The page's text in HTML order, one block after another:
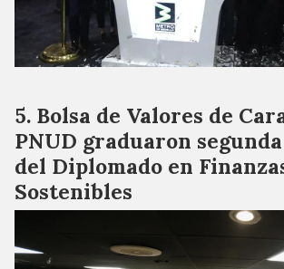
Bolsa de Valores de
PNUD graduaron
del Diplomado en
Sostenibles